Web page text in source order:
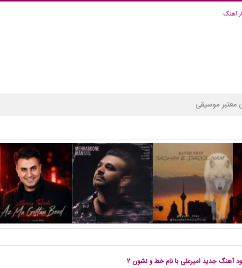
آهنگ
موسیقی
آهنگ جدید امیرعلی با نام خط و نشون ۲